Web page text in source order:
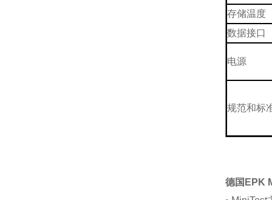
存储温度
数据接口
电源
规范和标
德国EPK